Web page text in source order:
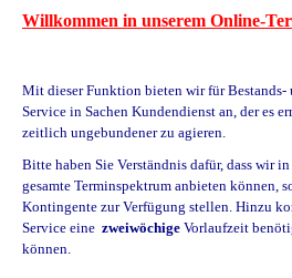
Willkommen in unserem Online-
Mit dieser Funktion bieten wir für Bestands-
Service in Sachen Kundendienst an, der es
zeitlich ungebundener zu agieren.
Bitte haben Sie Verständnis dafür, dass wir
gesamte Terminspektrum anbieten können,
Kontingente zur Verfügung stellen. Hinzu
Service eine zweiwöchige Vorlaufzeit
können.